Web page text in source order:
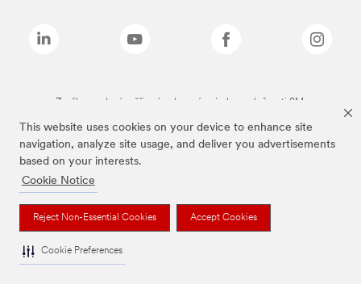
This website uses cookies on your device to enhance site
navigation, analyze site usage, and deliver you advertisements
based on your interests.
Cookie Notice
Reject Non-Essential Cookies Accept Cookies
Cookie Preferences
Značky uvedené vyššie sú ochranné známky spoločnosti 3M.